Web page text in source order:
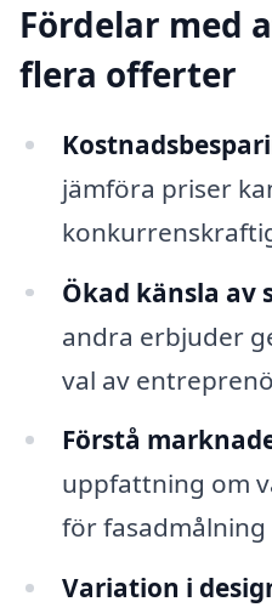
Fördelar med
flera offerter
jämföra priser
Ökad känsla av
andra erbjuder
val av
Förstå
uppfattning om
för
Variation i